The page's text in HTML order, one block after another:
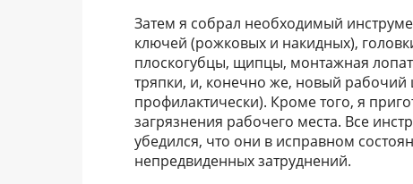
Затем я собрал необходимый
ключей (рожковых и накидных),
плоскогубцы, щипцы, монтажная
тряпки, и, конечно же, новый
профилактически). Кроме того, я
загрязнения рабочего места. Все
убедился, что они в исправном
непредвиденных затруднений.